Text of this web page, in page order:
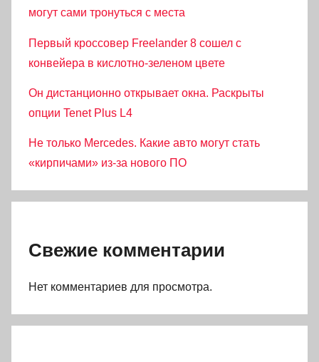
могут сами тронуться с места
Первый кроссовер Freelander 8 сошел с
конвейера в кислотно-зеленом цвете
Он дистанционно открывает окна. Раскрыты
опции Tenet Plus L4
Не только Mercedes. Какие авто могут стать
«кирпичами» из-за нового ПО
Свежие комментарии
Нет комментариев для просмотра.